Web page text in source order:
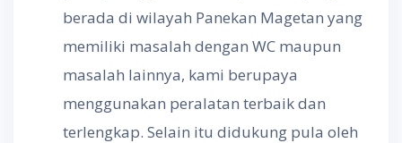
berada di wilayah Panekan Magetan yang
memiliki masalah dengan WC maupun
masalah lainnya, kami berupaya
menggunakan peralatan terbaik dan
terlengkap. Selain itu didukung pula oleh